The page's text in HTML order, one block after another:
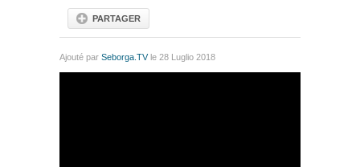
PARTAGER
Ajouté par Seborga.TV le 28 Luglio 2018